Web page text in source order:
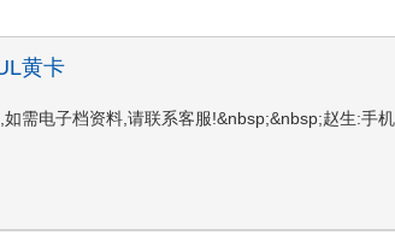
黄卡
需电子档资料,请联系客服!&nbsp;&nbsp;赵生:手机